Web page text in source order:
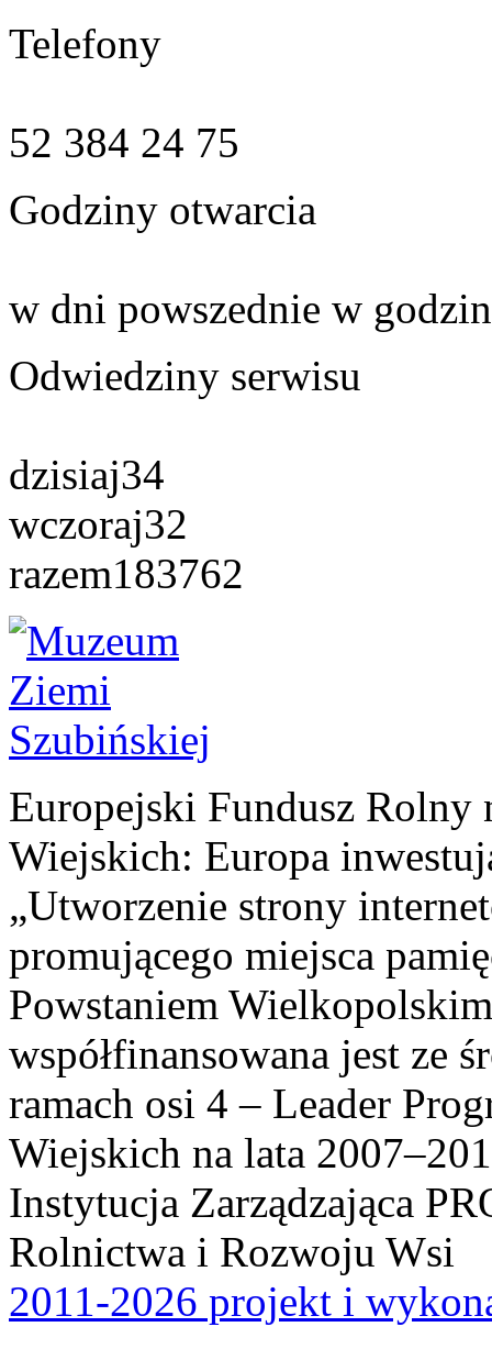
Telefony
52 384 24 75
Godziny otwarcia
w dni powszednie w
Odwiedziny serwisu
dzisiaj34
wczoraj32
razem183762
Europejski Fundusz Rolny
Wiejskich: Europa
„Utworzenie strony
promującego miejsca
Powstaniem
współfinansowana jest ze
ramach osi 4 – Leader
Wiejskich na lata
Instytucja Zarządzająca
Rolnictwa i Rozwoju Wsi
2011-2026 projekt i